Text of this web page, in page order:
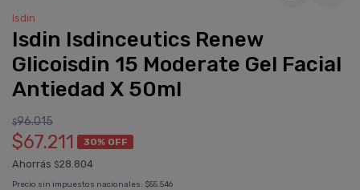
Isdin
Isdin Isdinceutics Renew
Glicoisdin 15 Moderate Gel Facial
Antiedad X 50ml
$96.015
$67.211 30% OFF
Ahorrás $28.804
Precio sin impuestos nacionales: $55.546